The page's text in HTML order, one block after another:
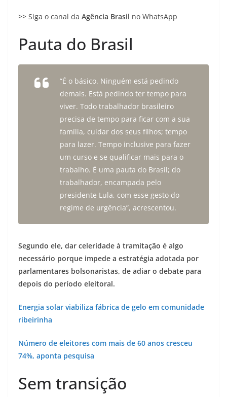
>> Siga o canal da Agência Brasil no WhatsApp
Pauta do Brasil
“É o básico. Ninguém está pedindo
demais. Está pedindo ter tempo para
viver. Todo trabalhador brasileiro
precisa de tempo para ficar com a sua
família, cuidar dos seus filhos; tempo
para lazer. Tempo inclusive para fazer
um curso e se qualificar mais para o
trabalho. É uma pauta do Brasil; do
trabalhador, encampada pelo
presidente Lula, com esse gesto do
regime de urgência”, acrescentou.
Segundo ele, dar celeridade à tramitação é algo
necessário porque impede a estratégia adotada por
parlamentares bolsonaristas, de adiar o debate para
depois do período eleitoral.
Energia solar viabiliza fábrica de gelo em comunidade
ribeirinha
Número de eleitores com mais de 60 anos cresceu
74%, aponta pesquisa
Sem transição